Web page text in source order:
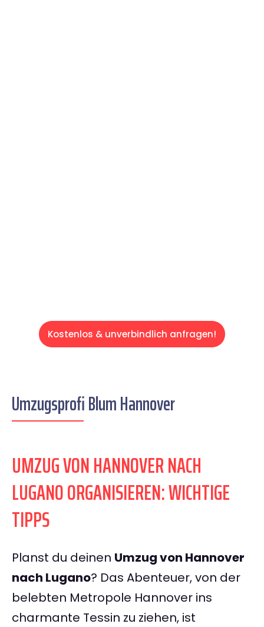
Kostenlos & unverbindlich anfragen!
Umzugsprofi Blum Hannover
UMZUG VON HANNOVER NACH
LUGANO ORGANISIEREN: WICHTIGE
TIPPS
Planst du deinen Umzug von Hannover
nach Lugano? Das Abenteuer, von der
belebten Metropole Hannover ins
charmante Tessin zu ziehen, ist